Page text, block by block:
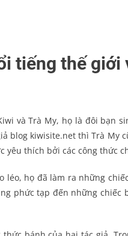
tiếng thế giới
và Trà My, họ là đôi bạn
blog kiwisite.net thì Trà My
yêu thích bởi các công thức
léo, họ đã làm ra những
phức tạp đến những